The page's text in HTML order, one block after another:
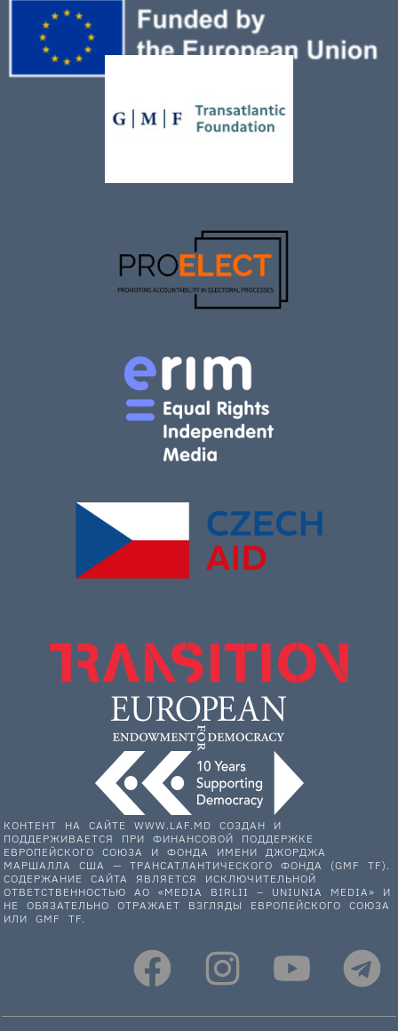
КОНТЕНТ НА САЙТЕ WWW.LAF.MD СОЗДАН И
ПОДДЕРЖИВАЕТСЯ ПРИ ФИНАНСОВОЙ ПОДДЕРЖКЕ
ЕВРОПЕЙСКОГО СОЮЗА И ФОНДА ИМЕНИ ДЖОРДЖА
МАРШАЛЛА США — ТРАНСАТЛАНТИЧЕСКОГО ФОНДА (GMF TF).
СОДЕРЖАНИЕ САЙТА ЯВЛЯЕТСЯ ИСКЛЮЧИТЕЛЬНОЙ
ОТВЕТСТВЕННОСТЬЮ АО «MEDIA BIRLII – UNIUNIA MEDIA» И
НЕ ОБЯЗАТЕЛЬНО ОТРАЖАЕТ ВЗГЛЯДЫ ЕВРОПЕЙСКОГО СОЮЗА
ИЛИ GMF TF.